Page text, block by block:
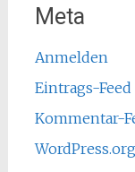
Meta
Anmelden
Eintrags-Feed
Kommentar-
WordPress.org